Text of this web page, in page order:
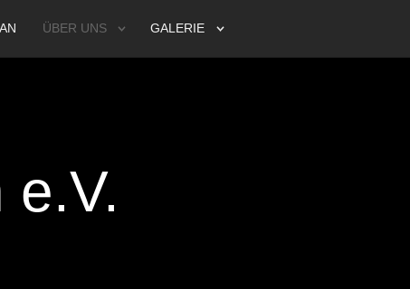
ÜBER UNS GALERIE